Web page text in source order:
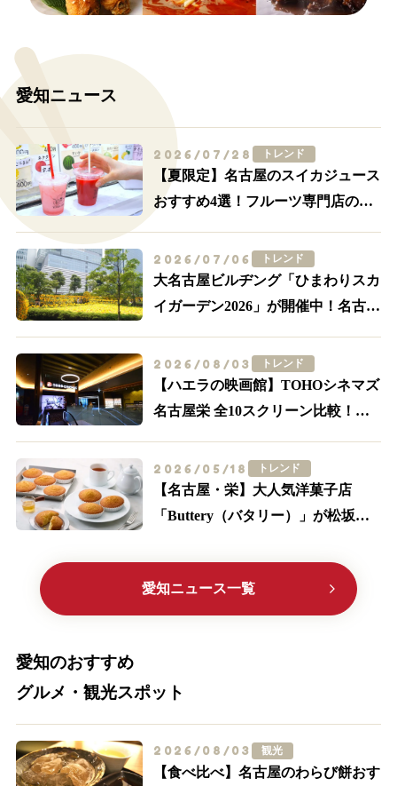
愛知ニュース
2026/07/28 トレンド
【夏限定】名古屋のスイカジュース
おすすめ4選！フルーツ専門店の一
2026/07/06 トレンド
大名古屋ビルヂング「ひまわりスカ
イガーデン2026」が開催中！名古屋
2026/08/03 トレンド
【ハエラの映画館】TOHOシネマズ
名古屋栄 全10スクリーン比較！
2026/05/18 トレンド
【名古屋・栄】大人気洋菓子店
「Buttery（バタリー）」が松坂屋
に大注目
愛知ニュース一覧
愛知のおすすめ
グルメ・観光スポット
2026/08/03 観光
【食べ比べ】名古屋のわらび餅おす